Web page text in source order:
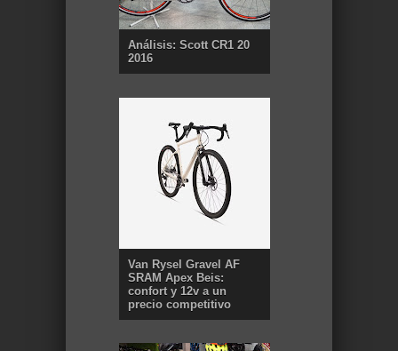
Análisis: Scott CR1 20
2016
Van Rysel Gravel AF
SRAM Apex Beis:
confort y 12v a un
precio competitivo